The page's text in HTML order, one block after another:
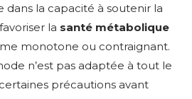
dans la capacité à soutenir la
la santé métabolique
monotone ou contraignant.
n’est pas adaptée à tout le
précautions avant